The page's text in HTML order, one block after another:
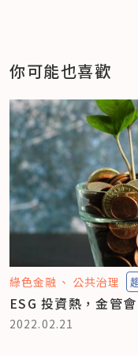
你可能也喜歡
綠色金融 公共治理
ESG 投資熱，金管
2022.02.21